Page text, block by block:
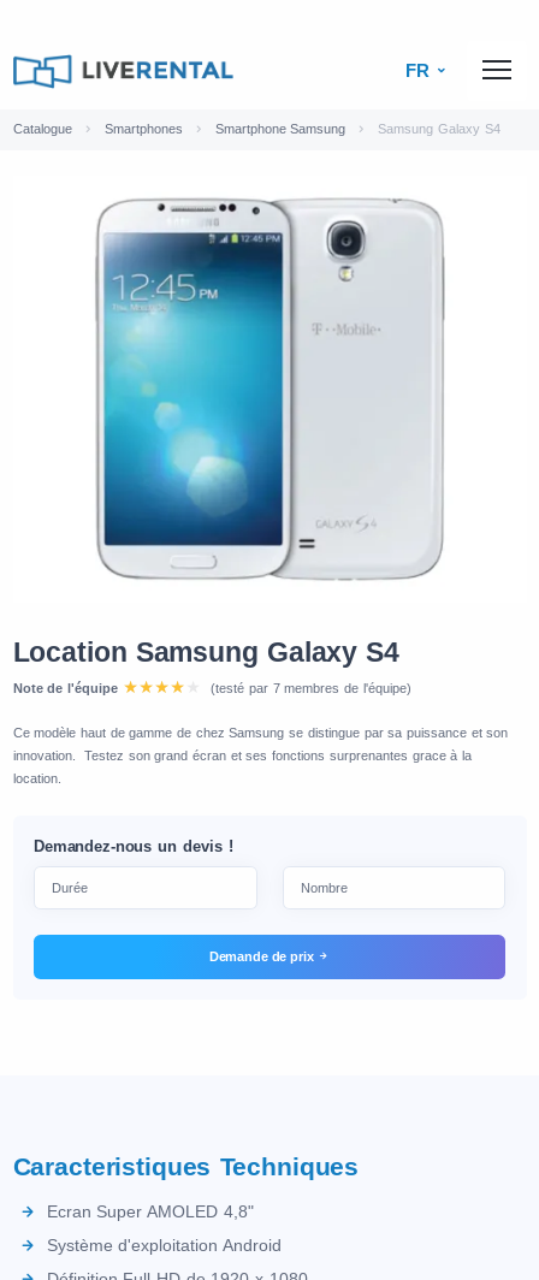
FR
Catalogue Smartphones Smartphone Samsung Samsung Galaxy S4
Location Samsung Galaxy S4
Note de l'équipe (testé par 7 membres de l'équipe)
Ce modèle haut de gamme de chez Samsung se distingue par sa puissance et son
innovation. Testez son grand écran et ses fonctions surprenantes grace à la
location.
Demandez-nous un devis !
Demande de prix
Caracteristiques Techniques
Ecran Super AMOLED 4,8"
Système d'exploitation Android